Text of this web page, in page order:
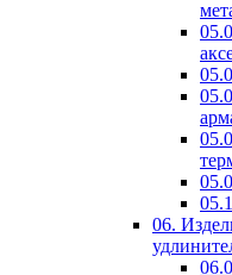
06.